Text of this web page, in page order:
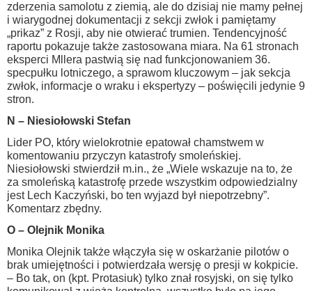
zderzenia samolotu z ziemią, ale do dzisiaj nie mamy pełnej
i wiarygodnej dokumentacji z sekcji zwłok i pamiętamy
„prikaz” z Rosji, aby nie otwierać trumien. Tendencyjność
raportu pokazuje także zastosowana miara. Na 61 stronach
eksperci Mllera pastwią się nad funkcjonowaniem 36.
specpułku lotniczego, a sprawom kluczowym – jak sekcja
zwłok, informacje o wraku i ekspertyzy – poświęcili jedynie 9
stron.
N – Niesiołowski Stefan
Lider PO, który wielokrotnie epatował chamstwem w
komentowaniu przyczyn katastrofy smoleńskiej.
Niesiołowski stwierdził m.in., że „Wiele wskazuje na to, że
za smoleńską katastrofę przede wszystkim odpowiedzialny
jest Lech Kaczyński, bo ten wyjazd był niepotrzebny”.
Komentarz zbędny.
O – Olejnik Monika
Monika Olejnik także włączyła się w oskarżanie pilotów o
brak umiejętności i potwierdzała wersję o presji w kokpicie.
– Bo tak, on (kpt. Protasiuk) tylko znał rosyjski, on się tylko